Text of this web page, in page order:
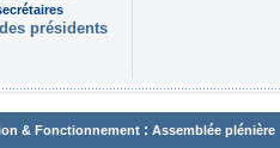
présidents
& Fonctionnement : Assemblée plénière